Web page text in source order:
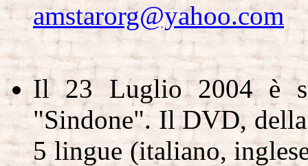
amstarorg@yahoo.com
Il 23 Luglio 2004 è
"Sindone". Il DVD,
5 lingue (italiano,